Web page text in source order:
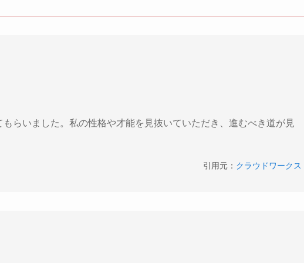
らいました。私の性格や才能を見抜いていただき、進むべき道が見
引用元： クラウドワークス